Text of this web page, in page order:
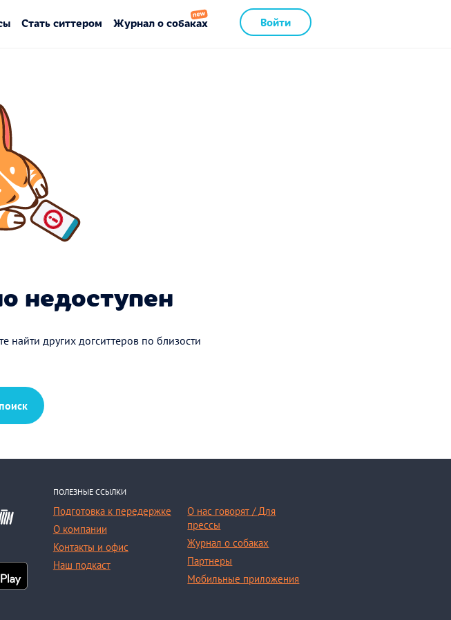
Войти
Стать ситтером Журнал о собаках
недоступен
найти других догситтеров по близости
ПОЛЕЗНЫЕ ССЫЛКИ
Подготовка к передержке
О компании
Контакты и офис
Наш подкаст
О нас говорят / Для
прессы
Журнал о собаках
Партнеры
Мобильные приложения